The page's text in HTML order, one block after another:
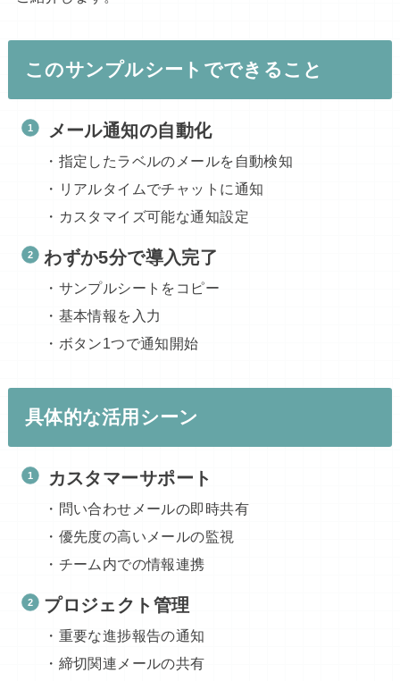
このサンプルシートでできること
メール通知の自動化
・指定したラベルのメールを自動検知
・リアルタイムでチャットに通知
・カスタマイズ可能な通知設定
わずか5分で導入完了
・サンプルシートをコピー
・基本情報を入力
・ボタン1つで通知開始
具体的な活用シーン
カスタマーサポート
・問い合わせメールの即時共有
・優先度の高いメールの監視
・チーム内での情報連携
プロジェクト管理
・重要な進捗報告の通知
・締切関連メールの共有